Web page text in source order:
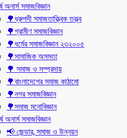
অনার্স সমাজবিজ্ঞান
🌳ধ্রুপদী সমাজতাত্ত্বিক তত্ত্ব
🌳গ্রামীণ সমাজবিজ্ঞান
🌳ধর্মের সমাজবিজ্ঞান ২৩২০০৫
🌳সামাজিক অসমতা
🌳 সমাজ ও সম্প্রদায়
🌳বাংলাদেশের সমাজ কাঠামো
🌳নগর সমাজবিজ্ঞান
🌳সমাজ মনোবিজ্ঞান
অনার্স সমাজবিজ্ঞান
📢 জেন্ডার, সমাজ ও উন্নয়ন